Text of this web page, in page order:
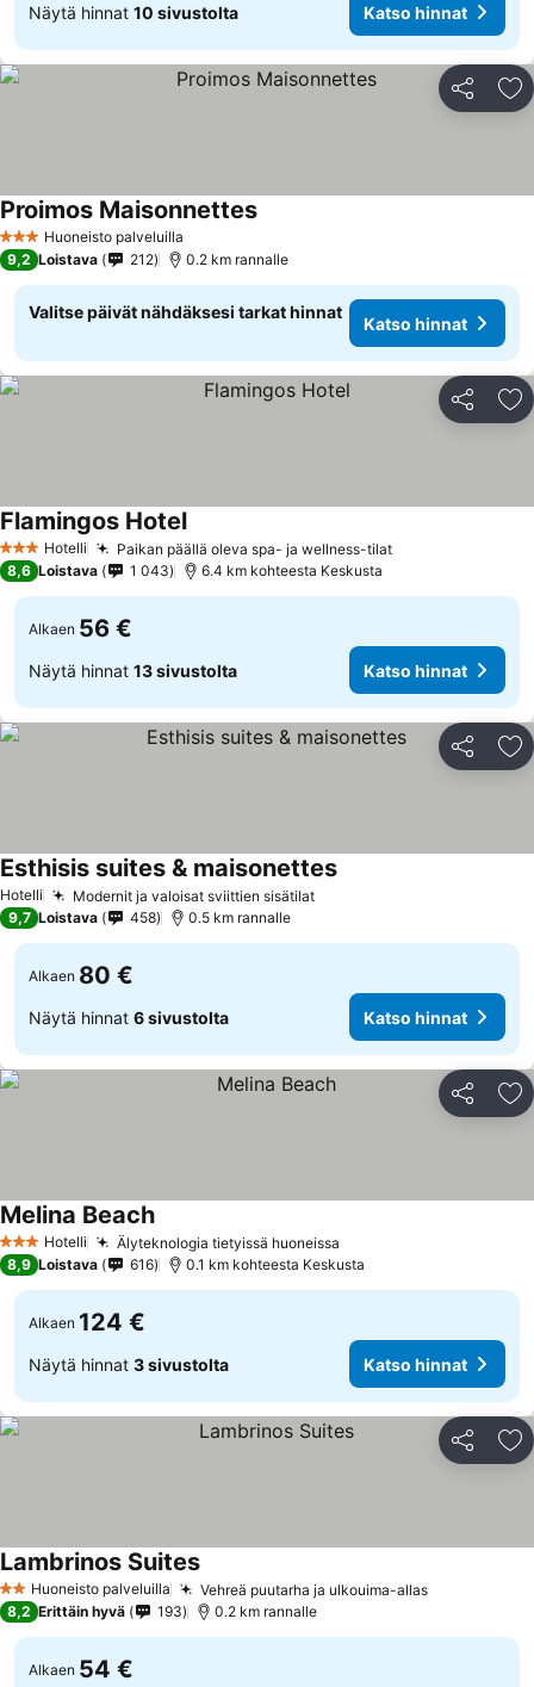
Näytä hinnat 10 sivustolta Katso hinnat
Jaa
3 Tähtiluokitus
Huoneisto palveluilla
Proimos Maisonnettes
9,2 Loistava 212 0.2 km rannalle
Valitse päivät nähdäksesi tarkat hinnat
Katso hinnat
Jaa
3 Tähtiluokitus
Hotelli Paikan päällä oleva spa- ja wellness-tilat
Flamingos Hotel
8,6 Loistava 1 043 6.4 km kohteesta Keskusta
Alkaen 56 €
Näytä hinnat 13 sivustolta Katso hinnat
Jaa
Hotelli Modernit ja valoisat sviittien sisätilat
Esthisis suites & maisonettes
9,7 Loistava 458 0.5 km rannalle
Alkaen 80 €
Näytä hinnat 6 sivustolta Katso hinnat
Jaa
3 Tähtiluokitus
Hotelli Älyteknologia tietyissä huoneissa
Melina Beach
8,9 Loistava 616 0.1 km kohteesta Keskusta
Alkaen 124 €
Näytä hinnat 3 sivustolta Katso hinnat
Jaa
2 Tähtiluokitus
Huoneisto palveluilla Vehreä puutarha ja ulkouima-allas
Lambrinos Suites
8,2 Erittäin hyvä 193 0.2 km rannalle
Alkaen 54 €